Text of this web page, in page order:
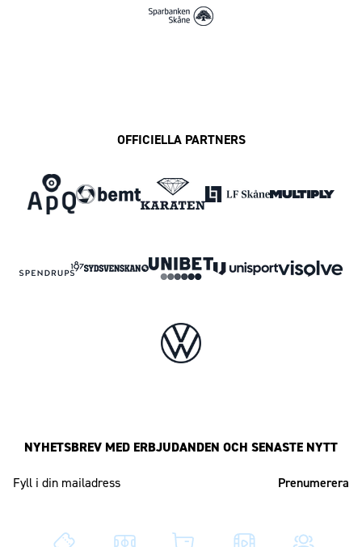
OFFICIELLA PARTNERS
NYHETSBREV MED ERBJUDANDEN OCH SENASTE NYTT